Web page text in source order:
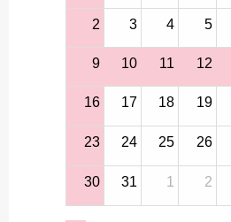
2 3 4 5
9 10 11 12
16 17 18 19
23 24 25 26
30 31 1 2